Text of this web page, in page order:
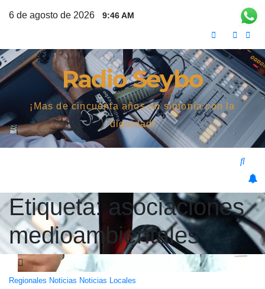
6 de agosto de 2026 9:46 AM
Radio Seybo
¡Mas de cincuenta años en sintonía con la
dignidad!
Etiqueta: asociaciones
medioambientales
Regionales Noticias Noticias Locales